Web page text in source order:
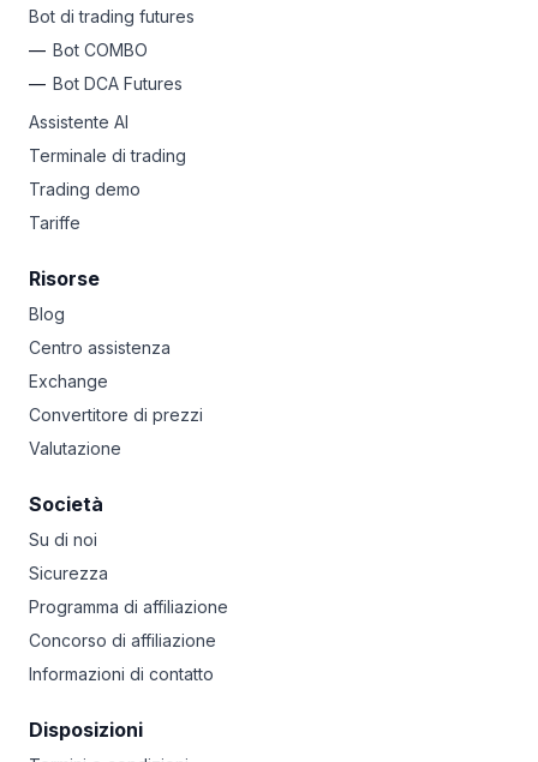
Bot di trading futures
Bot COMBO
Bot DCA Futures
Assistente AI
Terminale di trading
Trading demo
Tariffe
Risorse
Blog
Centro assistenza
Exchange
Convertitore di prezzi
Valutazione
Società
Su di noi
Sicurezza
Programma di affiliazione
Concorso di affiliazione
Informazioni di contatto
Disposizioni